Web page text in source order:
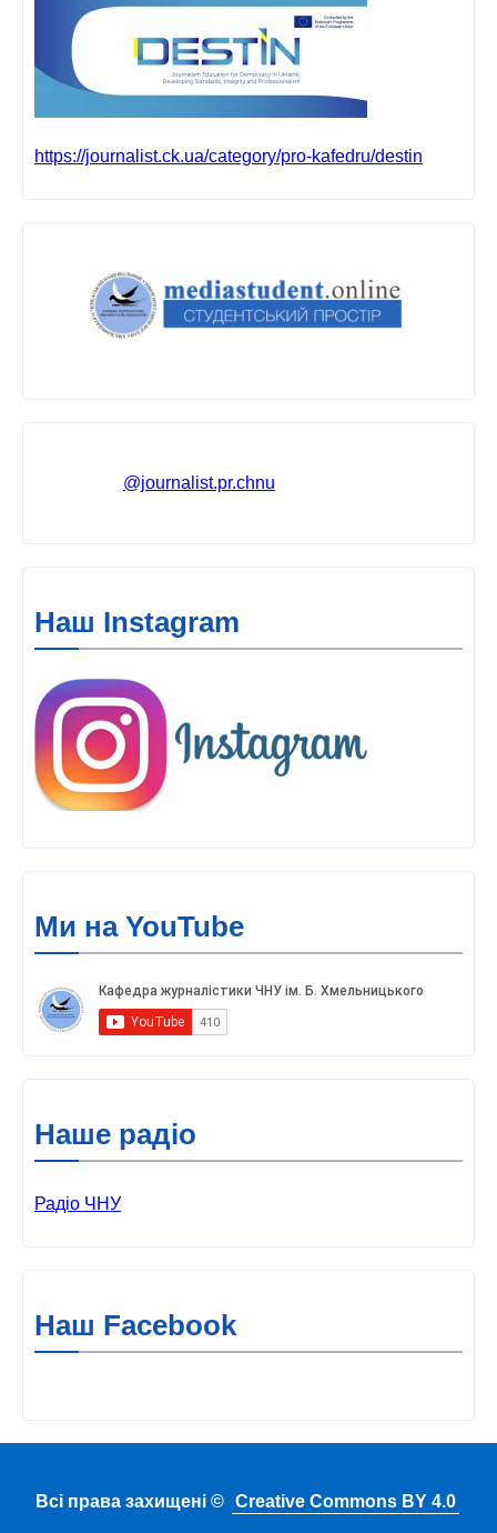
https://journalist.ck.ua/category/pro-kafedru/destin
@journalist.pr.chnu
Наш Instagram
Ми на YouTube
Наше радіо
Радіо ЧНУ
Наш Facebook
Всі права захищені © Creative Commons BY 4.0